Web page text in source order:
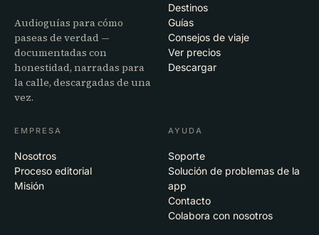
Audioguías para cómo
paseas de verdad —
documentadas con
honestidad, narradas para
la calle, descargadas de una
vez.
Destinos
Guías
Consejos de viaje
Ver precios
Descargar
EMPRESA
Nosotros
Proceso editorial
Misión
AYUDA
Soporte
Solución de problemas de la
app
Contacto
Colabora con nosotros